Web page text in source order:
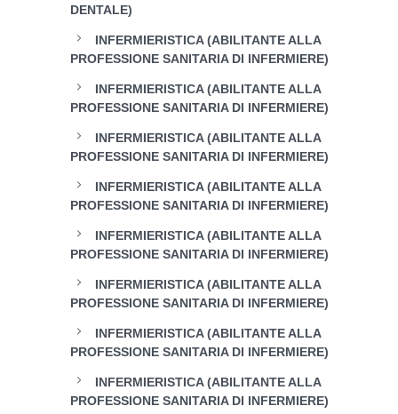
DENTALE)
INFERMIERISTICA (ABILITANTE ALLA
PROFESSIONE SANITARIA DI INFERMIERE)
INFERMIERISTICA (ABILITANTE ALLA
PROFESSIONE SANITARIA DI INFERMIERE)
INFERMIERISTICA (ABILITANTE ALLA
PROFESSIONE SANITARIA DI INFERMIERE)
INFERMIERISTICA (ABILITANTE ALLA
PROFESSIONE SANITARIA DI INFERMIERE)
INFERMIERISTICA (ABILITANTE ALLA
PROFESSIONE SANITARIA DI INFERMIERE)
INFERMIERISTICA (ABILITANTE ALLA
PROFESSIONE SANITARIA DI INFERMIERE)
INFERMIERISTICA (ABILITANTE ALLA
PROFESSIONE SANITARIA DI INFERMIERE)
INFERMIERISTICA (ABILITANTE ALLA
PROFESSIONE SANITARIA DI INFERMIERE)